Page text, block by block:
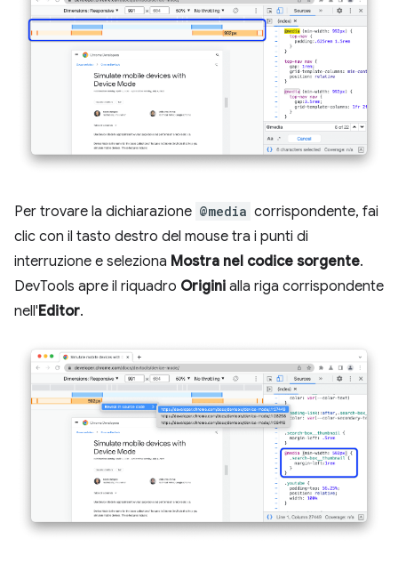
Per trovare la dichiarazione @media corrispondente, fai
clic con il tasto destro del mouse tra i punti di
interruzione e seleziona Mostra nel codice sorgente.
DevTools apre il riquadro Origini alla riga corrispondente
nell'Editor.